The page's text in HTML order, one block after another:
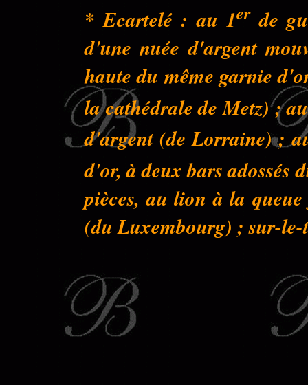
* Ecartelé : au 1erde
d'une nuée d'argent
haute du même garnie
la cathédrale de Metz) ;
d'argent (de Lorraine) ;
d'or, à deux bars adossés
pièces, au lion à la
(du Luxembourg) ; sur-le-